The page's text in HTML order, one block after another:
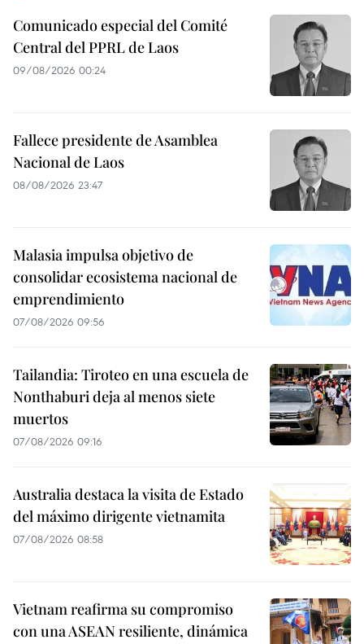
Comunicado especial del Comité
Central del PPRL de Laos
09/08/2026 00:24
Fallece presidente de Asamblea
Nacional de Laos
08/08/2026 23:47
Malasia impulsa objetivo de
consolidar ecosistema nacional de
emprendimiento
07/08/2026 09:56
Tailandia: Tiroteo en una escuela de
Nonthaburi deja al menos siete
muertos
07/08/2026 09:16
Australia destaca la visita de Estado
del máximo dirigente vietnamita
07/08/2026 08:58
Vietnam reafirma su compromiso
con una ASEAN resiliente, dinámica